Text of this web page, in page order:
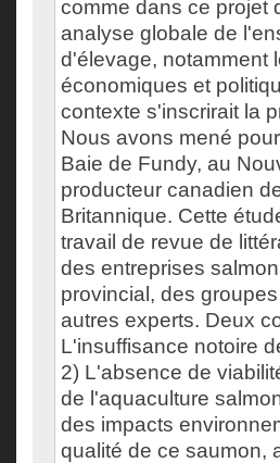
comme dans ce projet
analyse globale de
d'élevage, notamment
économiques et
contexte s'inscrirait la
Nous avons mené
Baie de Fundy, au
producteur canadien
Britannique. Cette
travail de revue de
des entreprises
provincial, des
autres experts. Deux
L'insuffisance notoire
2) L'absence de
de l'aquaculture
des impacts
qualité de ce saumon,